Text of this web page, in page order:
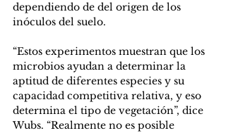
dependiendo de del origen de los
inóculos del suelo.
“Estos experimentos muestran que los
microbios ayudan a determinar la
aptitud de diferentes especies y su
capacidad competitiva relativa, y eso
determina el tipo de vegetación”, dice
Wubs. “Realmente no es posible